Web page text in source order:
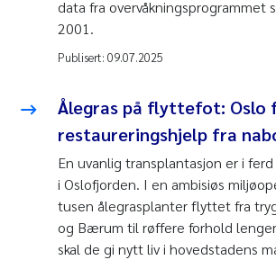
data fra overvåkningsprogrammet
2001.
Publisert: 09.07.2025
Ålegras på flyttefot: Oslo
restaureringshjelp fra
En uvanlig transplantasjon er i
i Oslofjorden. I en ambisiøs
tusen ålegrasplanter flyttet fra
og Bærum til røffere forhold
skal de gi nytt liv i hovedstadens